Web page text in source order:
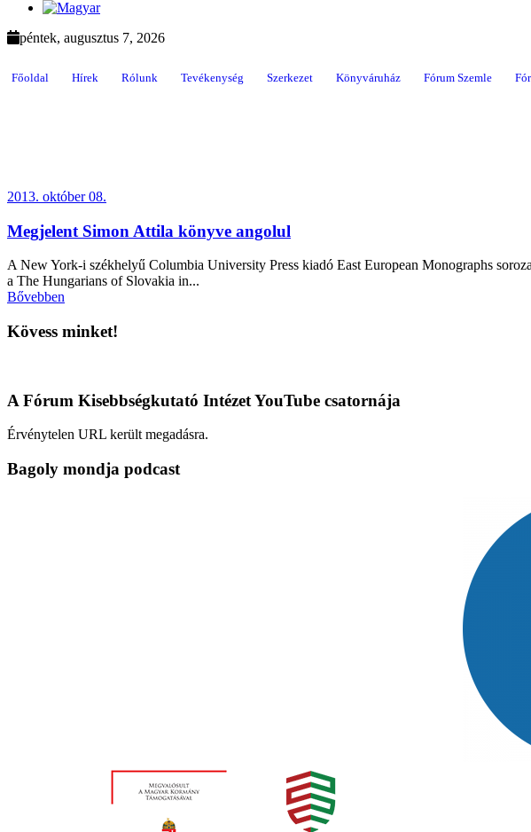
péntek, augusztus 7, 2026
Főoldal Hírek Rólunk Tevékenység Szerkezet Könyváruház Fórum Szemle
2013. október 08.
Megjelent Simon Attila könyve angolul
A New York-i székhelyű Columbia University Press kiadó East European Monographs
a The Hungarians of Slovakia in...
Bővebben
Kövess minket!
A Fórum Kisebbségkutató Intézet YouTube csatornája
Érvénytelen URL került megadásra.
Bagoly mondja podcast